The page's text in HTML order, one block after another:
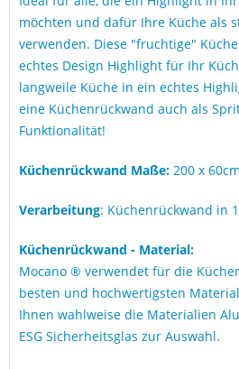
möchten und dafür Ihre Küche als
verwenden. Diese "fruchtige"
echtes Design Highlight für Ihr
langweile Küche in ein echtes
eine Küchenrückwand auch als
Funktionalität!
Küchenrückwand Maße: 200 x
Verarbeitung: Küchenrückwand in
Küchenrückwand - Material:
Mocano ® verwendet für die
besten und hochwertigsten
Ihnen wahlweise die Materialien
ESG Sicherheitsglas zur Auswahl.